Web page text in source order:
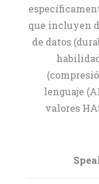
que incluyen
de datos
lenguaje
valores